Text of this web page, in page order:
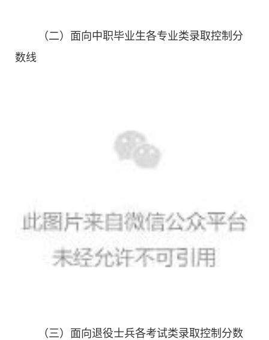
（二）面向中职毕业生各专业类录取控制分
数线
（三）面向退役士兵各考试类录取控制分数